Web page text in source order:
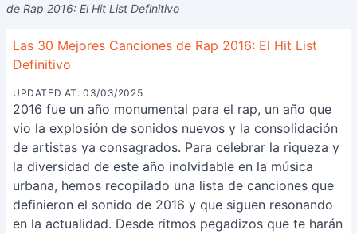
de Rap 2016: El Hit List Definitivo
Las 30 Mejores Canciones de Rap 2016: El Hit List
Definitivo
UPDATED AT: 03/03/2025
2016 fue un año monumental para el rap, un año que
vio la explosión de sonidos nuevos y la consolidación
de artistas ya consagrados. Para celebrar la riqueza y
la diversidad de este año inolvidable en la música
urbana, hemos recopilado una lista de canciones que
definieron el sonido de 2016 y que siguen resonando
en la actualidad. Desde ritmos pegadizos que te harán